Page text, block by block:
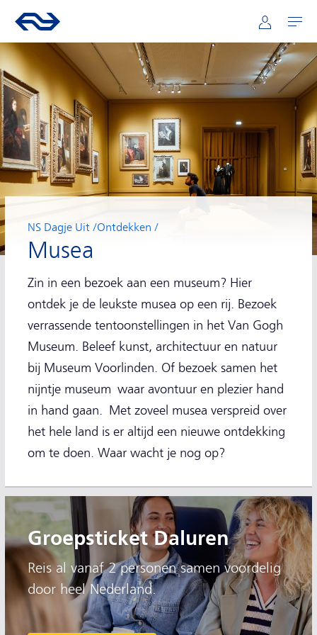
Hoofdnavigatie
Ga naar de homepage van ns.nl Mijn NS
Openen
NS Dagje Uit Ontdekken
Musea
Zin in een bezoek aan een museum? Hier
ontdek je de leukste musea op een rij. Bezoek
verrassende tentoonstellingen in het Van Gogh
Museum. Beleef kunst, architectuur en natuur
bij Museum Voorlinden. Of bezoek samen het
nijntje museum waar avontuur en plezier hand
in hand gaan. Met zoveel musea verspreid over
het hele land is er altijd een nieuwe ontdekking
om te doen. Waar wacht je nog op?
Groepsticket Daluren
Reis al vanaf 2 personen samen voordelig
door heel Nederland.